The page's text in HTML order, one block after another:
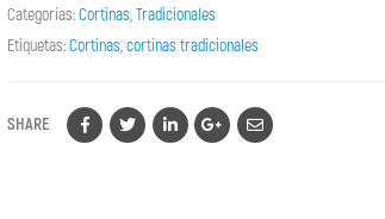
Categorías:Cortinas,Tradicionales
Etiquetas:Cortinas,cortinas tradicionales
SHARE